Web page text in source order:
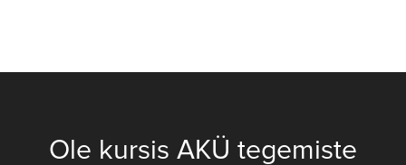
Ole kursis AKÜ tegemiste